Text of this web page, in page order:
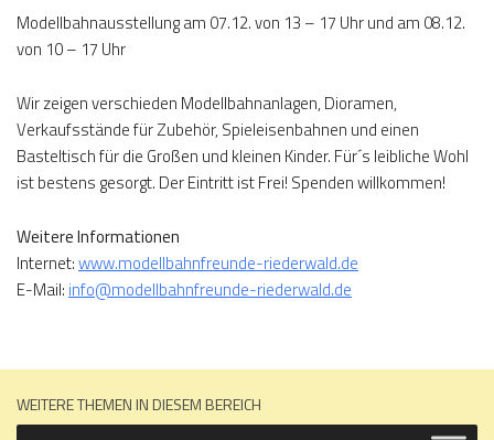
Modellbahnausstellung am 07.12. von 13 – 17 Uhr und am 08.12.
von 10 – 17 Uhr
Wir zeigen verschieden Modellbahnanlagen, Dioramen,
Verkaufsstände für Zubehör, Spieleisenbahnen und einen
Basteltisch für die Großen und kleinen Kinder. Für´s leibliche Wohl
ist bestens gesorgt. Der Eintritt ist Frei! Spenden willkommen!
Weitere Informationen
Internet:www.modellbahnfreunde-riederwald.de
E-Mail: info@modellbahnfreunde-riederwald.de
WEITERE THEMEN IN DIESEM BEREICH